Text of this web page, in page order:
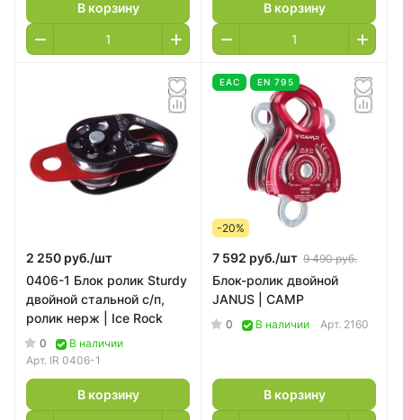
В корзину В корзину
2 250 руб./шт
0406-1 Блок ролик Sturdy
двойной стальной с/п,
ролик нерж | Ice Rock
0
В наличии
Арт. IR 0406-1
В корзину
EAC EN 795
-20%
7 592 руб./шт 9 490 руб.
Блок-ролик двойной
JANUS | CAMP
0 В наличии Арт. 2160
В корзину